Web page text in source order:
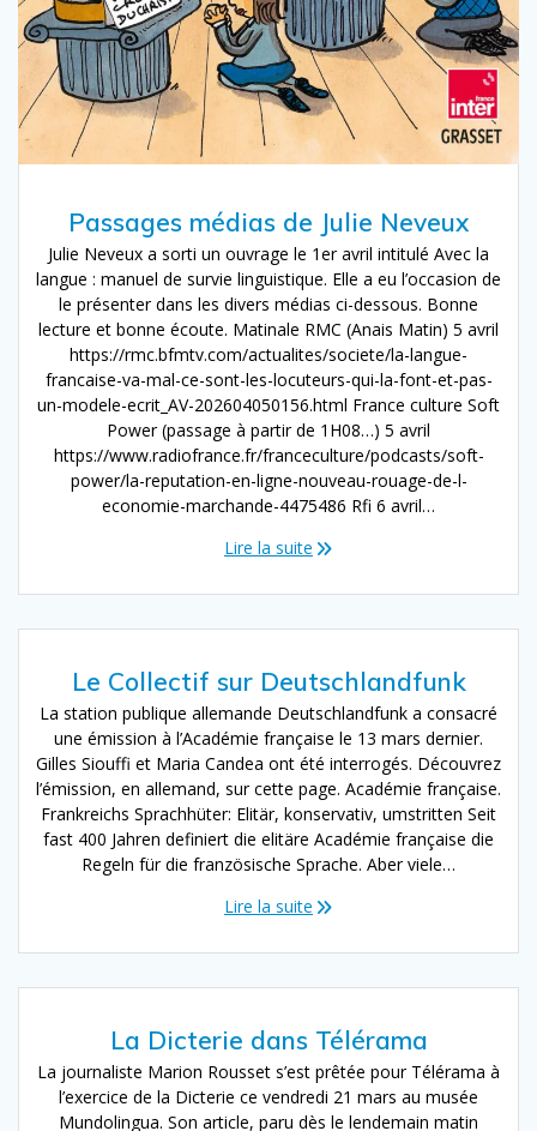
Passages médias de Julie Neveux
Julie Neveux a sorti un ouvrage le 1er avril intitulé Avec la
langue : manuel de survie linguistique. Elle a eu l’occasion de
le présenter dans les divers médias ci-dessous. Bonne
lecture et bonne écoute. Matinale RMC (Anais Matin) 5 avril
https://rmc.bfmtv.com/actualites/societe/la-langue-
francaise-va-mal-ce-sont-les-locuteurs-qui-la-font-et-pas-
un-modele-ecrit_AV-202604050156.html France culture Soft
Power (passage à partir de 1H08…) 5 avril
https://www.radiofrance.fr/franceculture/podcasts/soft-
power/la-reputation-en-ligne-nouveau-rouage-de-l-
economie-marchande-4475486 Rfi 6 avril…
Lire la suite
Le Collectif sur Deutschlandfunk
La station publique allemande Deutschlandfunk a consacré
une émission à l’Académie française le 13 mars dernier.
Gilles Siouffi et Maria Candea ont été interrogés. Découvrez
l’émission, en allemand, sur cette page. Académie française.
Frankreichs Sprachhüter: Elitär, konservativ, umstritten Seit
fast 400 Jahren definiert die elitäre Académie française die
Regeln für die französische Sprache. Aber viele…
Lire la suite
La Dicterie dans Télérama
La journaliste Marion Rousset s’est prêtée pour Télérama à
l’exercice de la Dicterie ce vendredi 21 mars au musée
Mundolingua. Son article, paru dès le lendemain matin